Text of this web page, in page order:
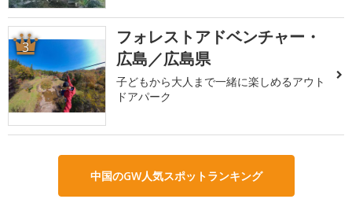
3
フォレストアドベンチャー・
広島／広島県
子どもから大人まで一緒に楽しめるアウト
ドアパーク
中国のGW人気スポットランキング